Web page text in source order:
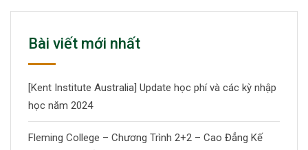
Bài viết mới nhất
[Kent Institute Australia] Update học phí và các kỳ nhập
học năm 2024
Fleming College – Chương Trình 2+2 – Cao Đẳng Kế